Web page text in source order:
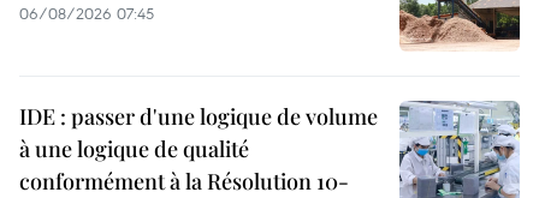
06/08/2026 07:45
IDE : passer d'une logique de volume
à une logique de qualité
conformément à la Résolution 10-